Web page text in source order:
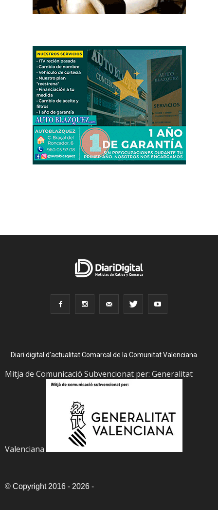
Diari digital d’actualitat Comarcal de la Comunitat Valenciana.
Mitja de Comunicació Subvencionat per: Generalitat
Valenciana
© Copyright 2016 - 2026 -